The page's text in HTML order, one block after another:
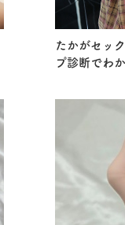
たかがセッ
プ診断でわ